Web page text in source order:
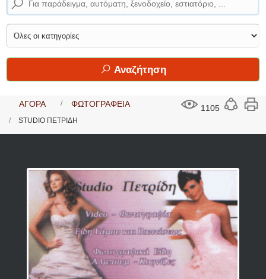
Αναζήτηση
1105
ΑΓΟΡΑ ΦΩΤΟΓΡΑΦΕΙΑ
STUDIO ΠΕΤΡΙΔΗ